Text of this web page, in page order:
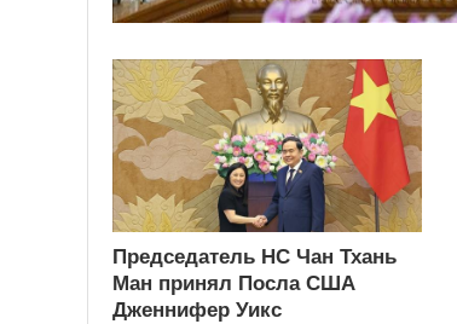
Председатель НС Чан Тхань
Ман принял Посла США
Дженнифер Уикс